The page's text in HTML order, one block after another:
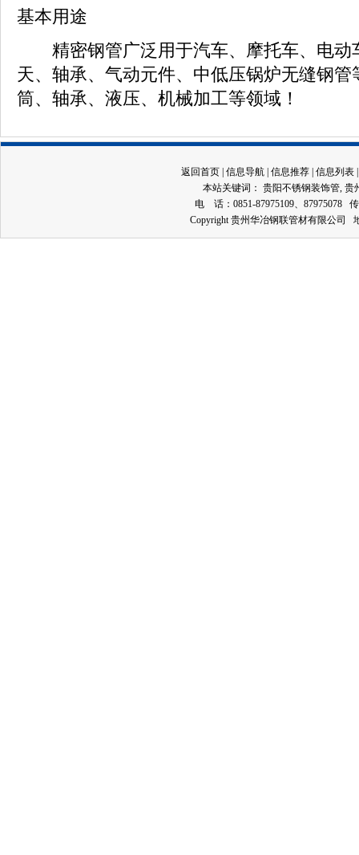
基本用途
精密钢管广泛用于汽车、摩托车、电动
天、轴承、气动元件、中低压锅炉无缝钢
筒、轴承、液压、机械加工等领域！
返回首页 | 信息导航 | 信息推荐 | 信息列表
本站关键词： 贵阳不锈钢装饰管 贵
电 话：0851-87975109、87975078
Copyright 贵州华冶钢联管材有限公